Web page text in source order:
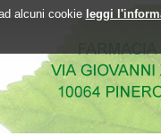
alcuni cookie leggi